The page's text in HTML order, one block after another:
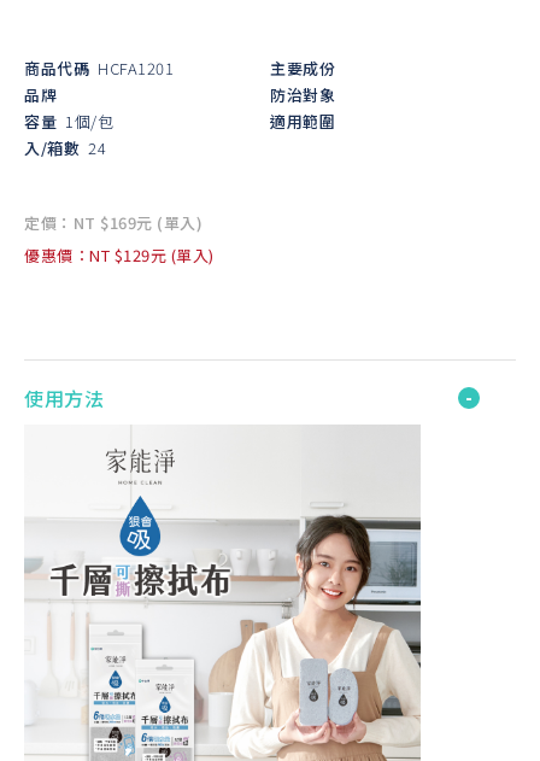
商品代碼 HCFA1201
品牌
容量 1個/包
入/箱數 24
主要成份
防治對象
適用範圍
定價：NT $169元 (單入)
優惠價：NT $129元 (單入)
使用方法